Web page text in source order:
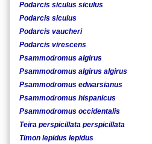
Podarcis siculus siculus
Podarcis siculus
Podarcis vaucheri
Podarcis virescens
Psammodromus algirus
Psammodromus algirus algirus
Psammodromus edwarsianus
Psammodromus hispanicus
Psammodromus occidentalis
Teira perspicillata perspicillata
Timon lepidus lepidus